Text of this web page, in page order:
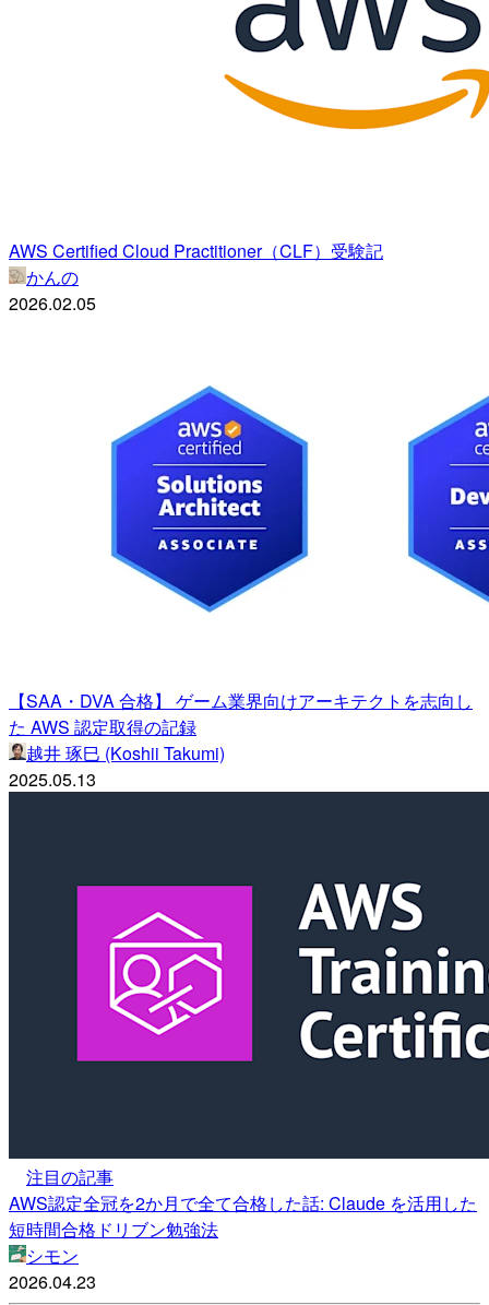
AWS Certified Cloud Practitioner（CLF）受験記
かんの
2026.02.05
【SAA・DVA 合格】 ゲーム業界向けアーキテクトを志向し
た AWS 認定取得の記録
越井 琢巳 (Koshii Takumi)
2025.05.13
注目の記事
AWS認定全冠を2か月で全て合格した話: Claude を活用した
短時間合格ドリブン勉強法
シモン
2026.04.23